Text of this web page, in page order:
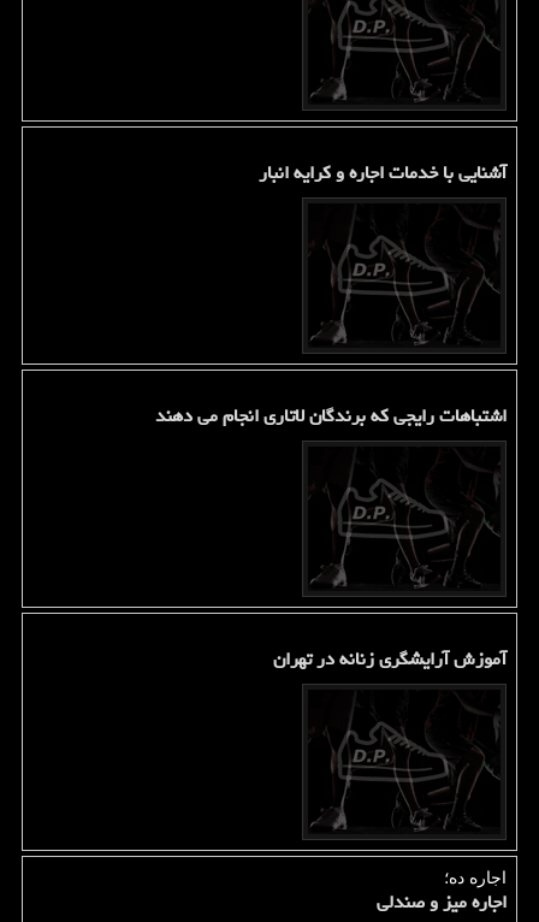
آشنایی با خدمات اجاره و کرایه انبار
اشتباهات رایجی که برندگان لاتاری انجام می دهند
آموزش آرایشگری زنانه در تهران
اجاره ده؛
اجاره میز و صندلی